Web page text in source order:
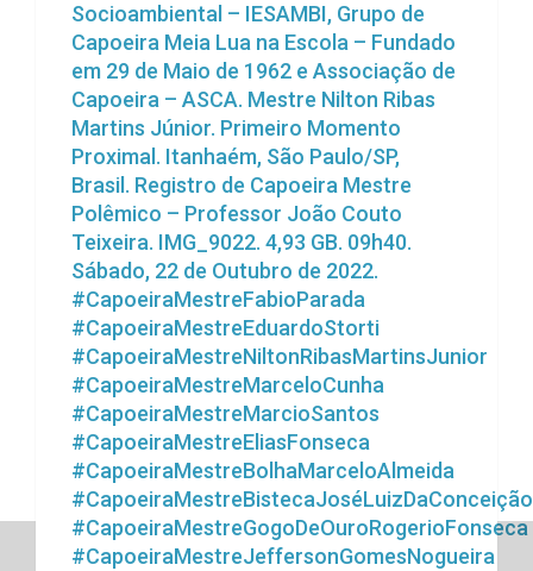
Socioambiental – IESAMBI, Grupo de
Capoeira Meia Lua na Escola – Fundado
em 29 de Maio de 1962 e Associação de
Capoeira – ASCA. Mestre Nilton Ribas
Martins Júnior. Primeiro Momento
Proximal. Itanhaém, São Paulo/SP,
Brasil. Registro de Capoeira Mestre
Polêmico – Professor João Couto
Teixeira. IMG_9022. 4,93 GB. 09h40.
Sábado, 22 de Outubro de 2022.
#CapoeiraMestreFabioParada
#CapoeiraMestreEduardoStorti
#CapoeiraMestreNiltonRibasMartinsJunior
#CapoeiraMestreMarceloCunha
#CapoeiraMestreMarcioSantos
#CapoeiraMestreEliasFonseca
#CapoeiraMestreBolhaMarceloAlmeida
#CapoeiraMestreGogoDeOuroRogerioFonseca
#CapoeiraMestreJeffersonGomesNogueira